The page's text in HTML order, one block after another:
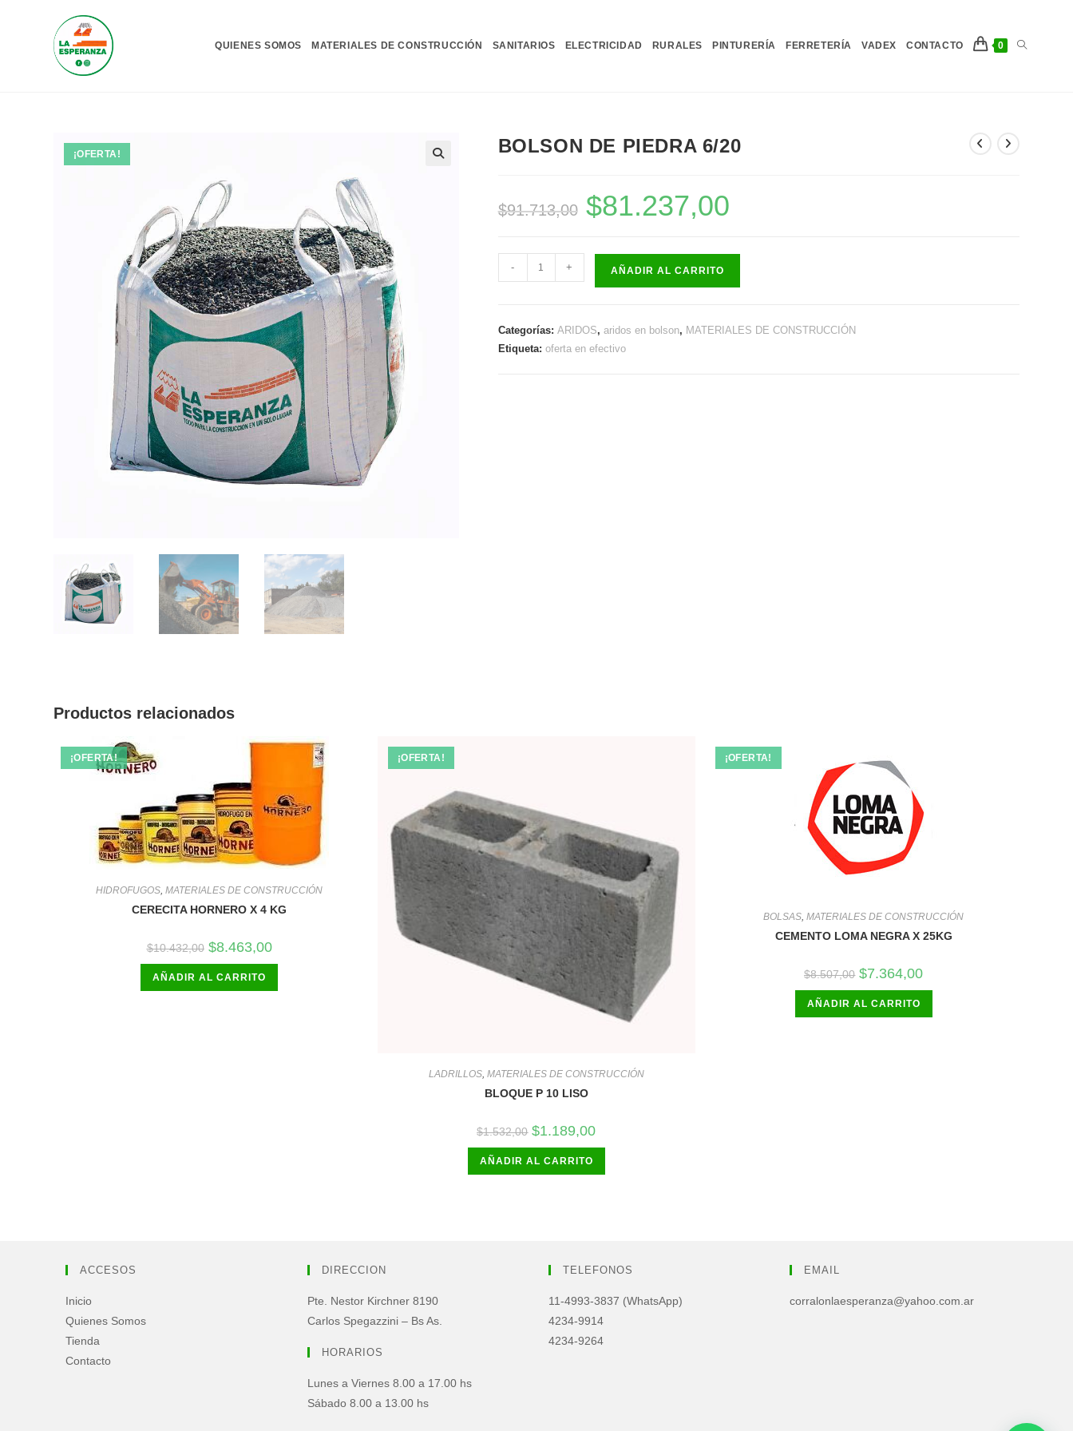
QUIENES SOMOS MATERIALES DE CONSTRUCCIÓN SANITARIOS ELECTRICIDAD RURALES PINTURERÍA FERRETERÍA VADEX CONTACTO 0 Alternar
¡OFERTA! BOLSON DE PIEDRA 6/20
$91.713,00
El
precio
original
$81.237,00precio
BOLSON
DE
cantidad
- + AÑADIR AL CARRITO
Categorías: ARIDOS, aridos en bolson, MATERIALES DE CONSTRUCCIÓN
Etiqueta: oferta en efectivo
Productos relacionados
¡OFERTA!
HIDROFUGOS,MATERIALES DE CONSTRUCCIÓN
CERECITA HORNERO X 4 KG
$10.432,00 El
precio
original
era:
$10.432,00.
$8.463,00El
actual
$8.463,00.
AÑADIR AL CARRITO
¡OFERTA!
LADRILLOS, MATERIALES DE CONSTRUCCIÓN
BLOQUE P 10 LISO
$1.532,00 El
precio
original
era:
$1.532,00.
$1.189,00El
actual
$1.189,00.
AÑADIR AL CARRITO
¡OFERTA!
BOLSAS,MATERIALES DE CONSTRUCCIÓN
CEMENTO LOMA NEGRA X 25KG
$8.507,00 El
precio
original
era:
$8.507,00.
$7.364,00El
actual
$7.364,00.
AÑADIR AL CARRITO
ACCESOS
Inicio
Quienes Somos
Tienda
Contacto
DIRECCION
Pte. Nestor Kirchner 8190
Carlos Spegazzini – Bs As.
HORARIOS
Lunes a Viernes 8.00 a 17.00 hs
Sábado 8.00 a 13.00 hs
TELEFONOS
11-4993-3837 (WhatsApp)
4234-9914
4234-9264
EMAIL
corralonlaesperanza@yahoo.com.ar